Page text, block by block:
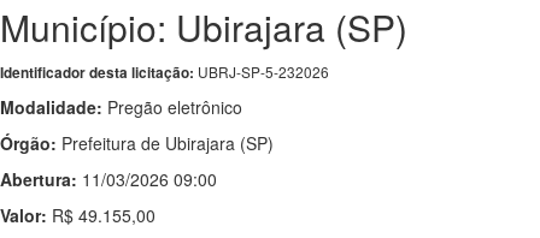
Município: Ubirajara (SP)
Identificador desta licitação: UBRJ-SP-5-232026
Modalidade: Pregão eletrônico
Órgão: Prefeitura de Ubirajara (SP)
Abertura: 11/03/2026 09:00
Valor: R$ 49.155,00